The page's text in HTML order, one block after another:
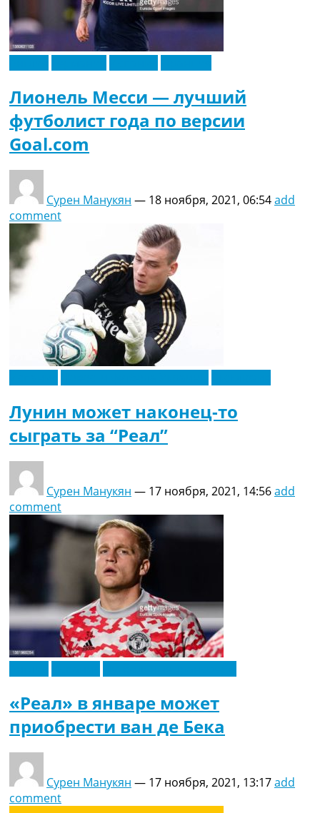
Лионель Месси — лучший
футболист года по версии
Goal.com
Сурен Манукян — 18 ноября, 2021, 06:54add
comment
Лунин может наконец-то
сыграть за “Реал”
Сурен Манукян — 17 ноября, 2021, 14:56add
comment
«Реал» в январе может
приобрести ван де Бека
Сурен Манукян — 17 ноября, 2021, 13:17add
comment